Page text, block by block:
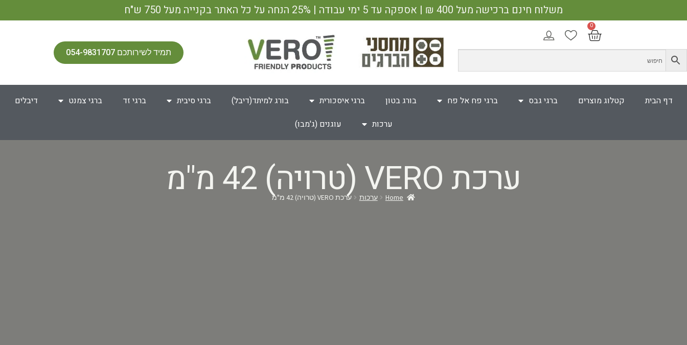
משלוח חינם ברכישה מעל 400 ₪ | אספקה עד 5 ימי עבודה | 25% הנחה על כל האתר בקנייה מעל 750 ש"ח
תמיד לשירותכם 054-9831707
דף הבית קטלוג מוצרים ברגי גבס ברגי פח אל פח בורג בטון ברגי איסכורית בורג למיתד(דיבל) ברגי סיבית ברגי זד ברגי צמנט
דיבלים
ערכות
עוגנים (ג'מבו)
ערכת VERO (טרויה) 42 מ"מ Home ערכות ערכת VERO (טרויה) 42 מ"מ